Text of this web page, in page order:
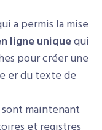
a permis la mise
ligne uniquequi
pour créer une
er du texte de
maintenant